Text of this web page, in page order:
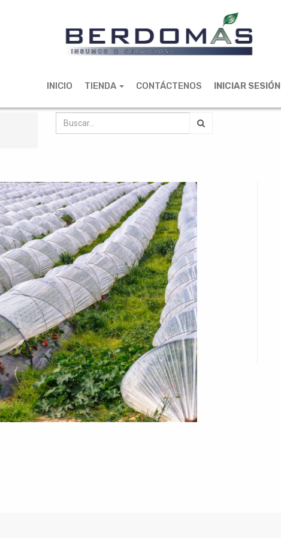
INICIO TIENDA CONTÁCTENOS INICIAR SESIÓN